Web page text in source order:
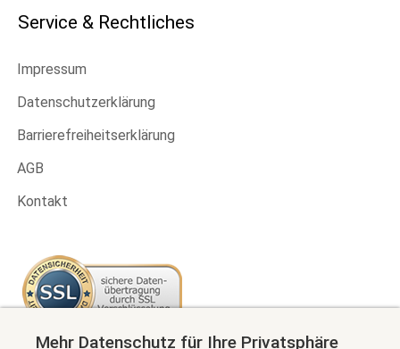
Service & Rechtliches
Impressum
Datenschutzerklärung
Barrierefreiheitserklärung
AGB
Kontakt
Mehr Datenschutz für Ihre Privatsphäre